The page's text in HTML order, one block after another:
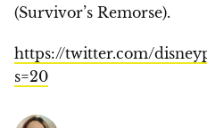
(Survivor’s Remorse).
https://twitter.com/
s=20